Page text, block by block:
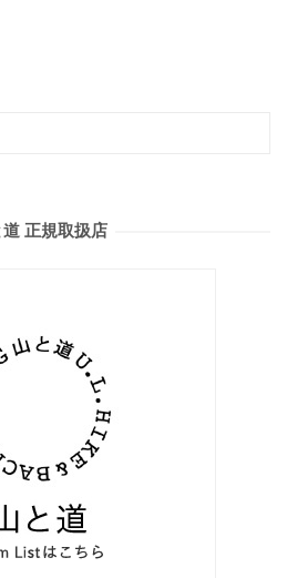
道 正規取扱店